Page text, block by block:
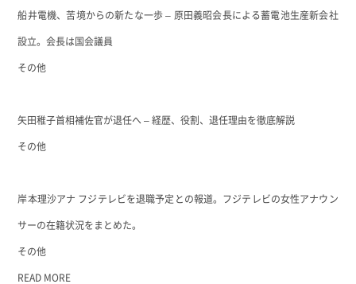
船井電機、苦境からの新たな一歩 – 原田義昭会長による蓄電池生産新会社
設立。会長は国会議員
その他
矢田稚子首相補佐官が退任へ – 経歴、役割、退任理由を徹底解説
その他
岸本理沙アナ フジテレビを退職予定との報道。フジテレビの女性アナウン
サーの在籍状況をまとめた。
その他
READ MORE